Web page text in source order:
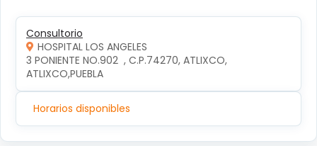
Consultorio
HOSPITAL LOS ANGELES
3 PONIENTE NO.902  , C.P.74270, ATLIXCO,
ATLIXCO,PUEBLA
Horarios disponibles